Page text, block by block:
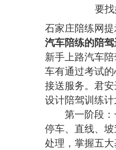
要
石家庄陪练网
汽车陪练的陪
新手上路汽车
车有通过考试
接送服务。君
设计陪驾训练
第一阶段：一
停车、直线、
处理，掌握五